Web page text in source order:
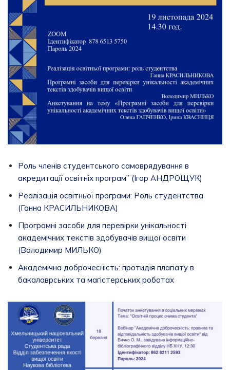
Роль членів студентського самоврядування в
акредитації освітніх програм” (Ігор АНДРОЩУК)
Реалізація освітньої програми: Роль студентства
(Ганна КРАСИЛЬНИКОВА)
Програмні засоби для перевірки унікальності
академічних текстів здобувачів вищої освіти
(Володимир МИЛЬКО)
Академічна доброчесність: протидія плагіату в
бакалаврських та магістерських роботах